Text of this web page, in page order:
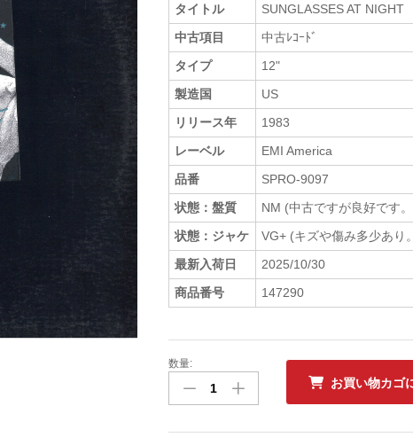
タイトル
SUNGLASSES AT NIGHT
中古項目
中古ﾚｺｰﾄﾞ
タイプ
12"
製造国
US
リリース年
1983
レーベル
EMI America
品番
SPRO-9097
状態：盤質
NM (中古ですが良好です
状態：ジャケ
VG+ (キズや傷み多少あり
最新入荷日
2025/10/30
商品番号
147290
中
ﾚ
数量:
お買い物カゴ